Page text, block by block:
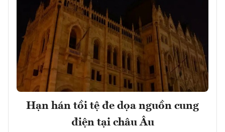
Hạn hán tồi tệ đe dọa nguồn cung
điện tại châu Âu